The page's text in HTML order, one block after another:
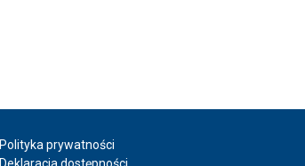
Polityka prywatności